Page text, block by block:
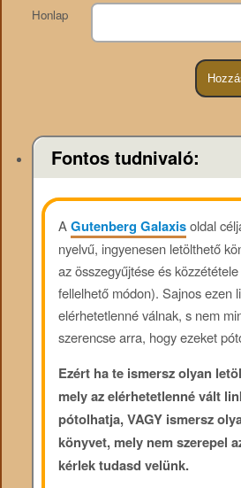
Honlap
Fontos tudnivaló:
AGutenberg Galaxisoldal
nyelvű, ingyenesen letölthető
az összegyűjtése és
fellelhető módon). Sajnos ezen
elérhetetlenné válnak, s nem
szerencse arra, hogy ezeket
Ezért ha te ismersz olyan
mely az elérhetetlenné vált
pótolhatja, VAGY ismersz
könyvet, mely nem szerepel
kérlek tudasd velünk.